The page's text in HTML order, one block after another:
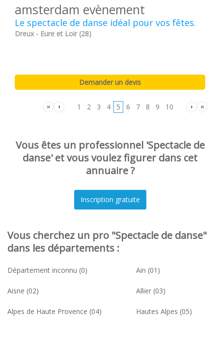
amsterdam evènement
Le spectacle de danse idéal pour vos fêtes.
Dreux - Eure et Loir (28)
1 2 3 4 5 6 7 8 9 10
Vous êtes un professionnel 'Spectacle de
danse' et vous voulez figurer dans cet
annuaire ?
Vous cherchez un pro "Spectacle de danse"
dans les départements :
Département inconnu (0) Ain (01)
Aisne (02) Allier (03)
Alpes de Haute Provence (04) Hautes Alpes (05)